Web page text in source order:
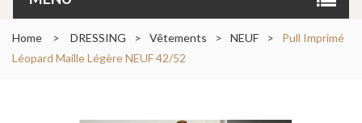
Home > DRESSING > Vêtements > NEUF >
Pull Imprimé
Léopard Maille Légère NEUF 42/52